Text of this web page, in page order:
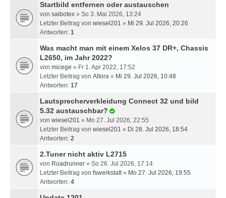
Startbild entfernen oder austauschen
von saibotex » So 3. Mai 2026, 13:24
Letzter Beitrag von wiesel201 » Mi 29. Jul 2026, 20:26
Antworten: 1
Was macht man mit einem Xelos 37 DR+, Chassis
L2650, im Jahr 2022?
von micege » Fr 1. Apr 2022, 17:52
Letzter Beitrag von Altora » Mi 29. Jul 2026, 10:48
Antworten: 17
Lautsprecherverkleidung Connect 32 und bild
5.32 austauschbar?
von wiesel201 » Mo 27. Jul 2026, 22:55
Letzter Beitrag von wiesel201 » Di 28. Jul 2026, 18:54
Antworten: 2
2.Tuner nicht aktiv L2715
von Roadrunner » So 26. Jul 2026, 17:14
Letzter Beitrag von fswerkstatt» Mo 27. Jul 2026, 19:55
Antworten: 4